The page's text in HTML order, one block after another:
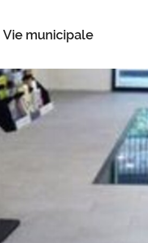
Vie municipale